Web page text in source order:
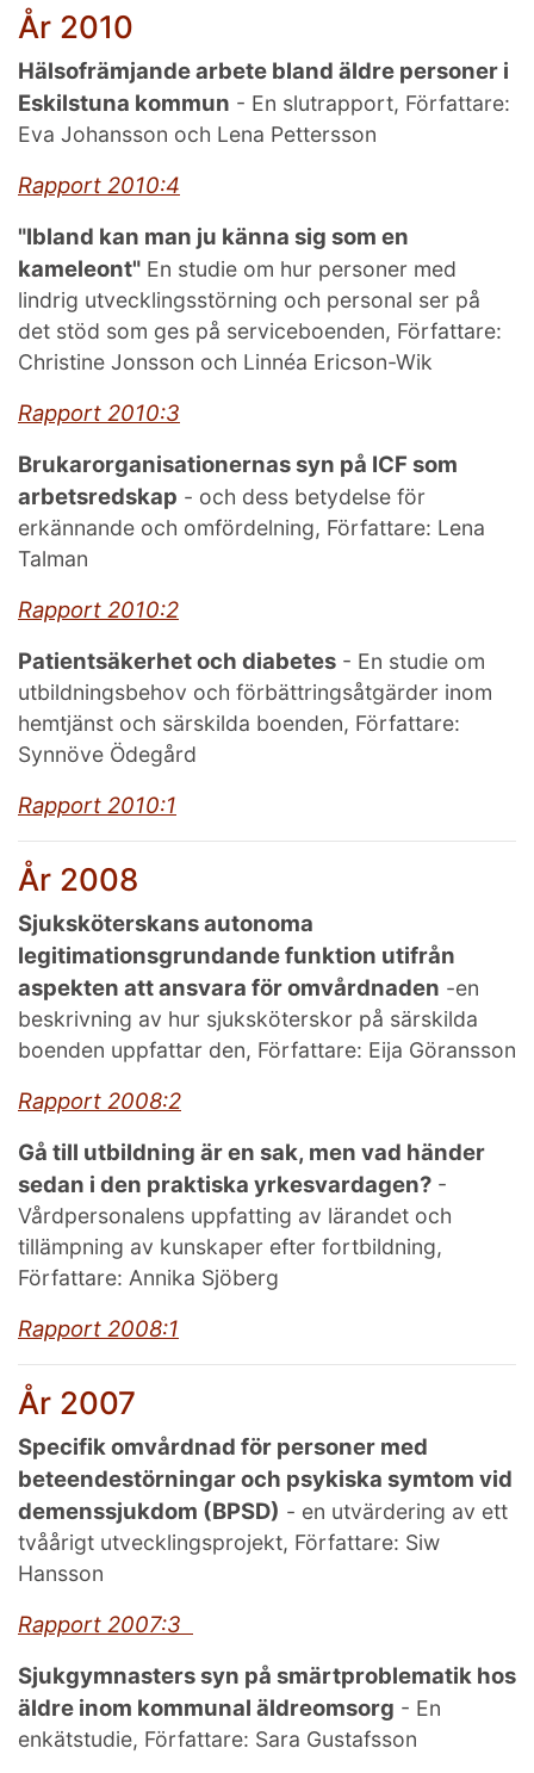
År 2010
Hälsofrämjande arbete bland äldre personer i
Eskilstuna kommun - En slutrapport, Författare:
Eva Johansson och Lena Pettersson
Rapport 2010:4
"Ibland kan man ju känna sig som en
kameleont" En studie om hur personer med
lindrig utvecklingsstörning och personal ser på
det stöd som ges på serviceboenden, Författare:
Christine Jonsson och Linnéa Ericson-Wik
Rapport 2010:3
Brukarorganisationernas syn på ICF som
arbetsredskap - och dess betydelse för
erkännande och omfördelning, Författare: Lena
Talman
Rapport 2010:2
Patientsäkerhet och diabetes - En studie om
utbildningsbehov och förbättringsåtgärder inom
hemtjänst och särskilda boenden, Författare:
Synnöve Ödegård
Rapport 2010:1
År 2008
Sjuksköterskans autonoma
legitimationsgrundande funktion utifrån
aspekten att ansvara för omvårdnaden -en
beskrivning av hur sjuksköterskor på särskilda
boenden uppfattar den, Författare: Eija Göransson
Rapport 2008:2
Gå till utbildning är en sak, men vad händer
sedan i den praktiska yrkesvardagen? -
Vårdpersonalens uppfatting av lärandet och
tillämpning av kunskaper efter fortbildning,
Författare: Annika Sjöberg
Rapport 2008:1
År 2007
Specifik omvårdnad för personer med
beteendestörningar och psykiska symtom vid
demenssjukdom (BPSD) - en utvärdering av ett
tvåårigt utvecklingsprojekt, Författare: Siw
Hansson
Rapport 2007:3
Sjukgymnasters syn på smärtproblematik hos
äldre inom kommunal äldreomsorg - En
enkätstudie, Författare: Sara Gustafsson